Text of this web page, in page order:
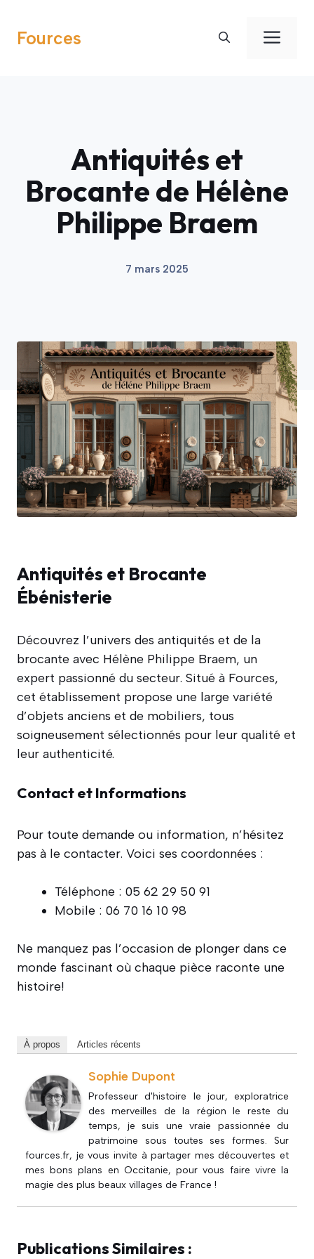
contenu
Fources
Antiquités et
Brocante de Hélène
Philippe Braem
7 mars 2025
Antiquités et Brocante
Ébénisterie
Découvrez l’univers des antiquités et de la
brocante avec Hélène Philippe Braem, un
expert passionné du secteur. Situé à Fources,
cet établissement propose une large variété
d’objets anciens et de mobiliers, tous
soigneusement sélectionnés pour leur qualité et
leur authenticité.
Contact et Informations
Pour toute demande ou information, n’hésitez
pas à le contacter. Voici ses coordonnées :
Téléphone : 05 62 29 50 91
Mobile : 06 70 16 10 98
Ne manquez pas l’occasion de plonger dans ce
monde fascinant où chaque pièce raconte une
histoire!
À propos Articles récents
Sophie Dupont
Professeur d'histoire le jour, exploratrice
des merveilles de la région le reste du
temps, je suis une vraie passionnée du
patrimoine sous toutes ses formes. Sur
fources.fr, je vous invite à partager mes découvertes et
mes bons plans en Occitanie, pour vous faire vivre la
magie des plus beaux villages de France !
Publications Similaires :